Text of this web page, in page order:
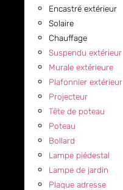
Encastré extérieur
Solaire
Chauffage
Suspendu extérieur
Murale extérieure
Plafonnier extérieur
Projecteur
Tête de poteau
Poteau
Bollard
Lampe piédestal
Lampe de jardin
Plaque adresse